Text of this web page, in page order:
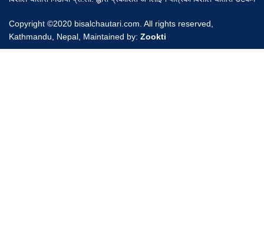
Copyright ©2020 bisalchautari.com. All rights reserved,
Kathmandu, Nepal, Maintained by: Zookti